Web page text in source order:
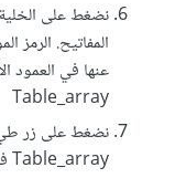
عنها في العمود
Table_array
نضغط على زر طي
Table_array في نافذة وسيطات الدالة